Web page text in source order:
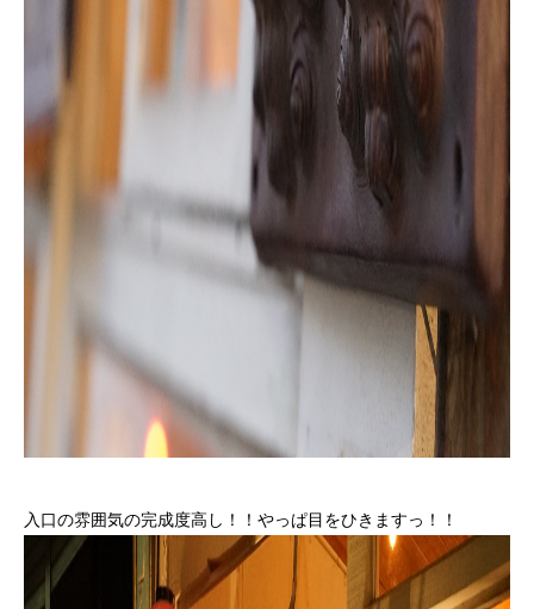
入口の雰囲気の完成度高し！！やっぱ目をひきますっ！！